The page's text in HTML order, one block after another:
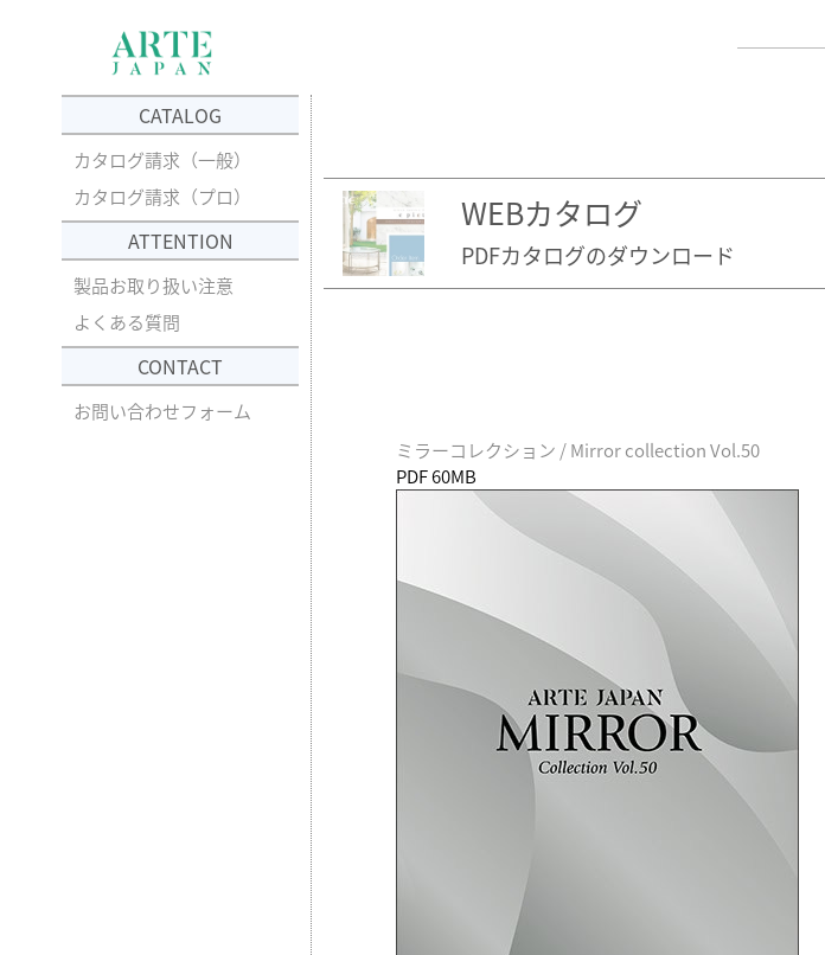
WEBカタログ
PDFカタログのダウンロード
ミラーコレクション / Mirror collection Vol.50
PDF 60MB
CATALOG
カタログ請求（一般）
カタログ請求（プロ）
ATTENTION
製品お取り扱い注意
よくある質問
CONTACT
お問い合わせフォーム